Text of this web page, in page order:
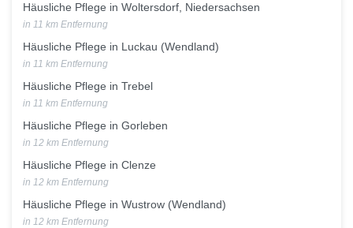
Häusliche Pflege in Woltersdorf, Niedersachsen
in 11 km Entfernung
Häusliche Pflege in Luckau (Wendland)
in 11 km Entfernung
Häusliche Pflege in Trebel
in 11 km Entfernung
Häusliche Pflege in Gorleben
in 12 km Entfernung
Häusliche Pflege in Clenze
in 12 km Entfernung
Häusliche Pflege in Wustrow (Wendland)
in 12 km Entfernung